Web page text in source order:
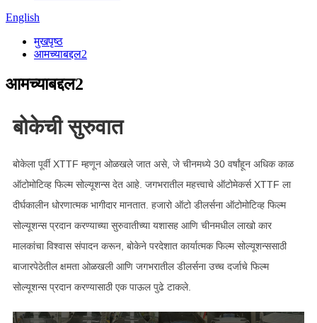
English
मुखपृष्ठ
आमच्याबद्दल2
आमच्याबद्दल2
बोकेची सुरुवात
बोकेला पूर्वी XTTF म्हणून ओळखले जात असे, जे चीनमध्ये 30 वर्षांहून अधिक काळ
ऑटोमोटिव्ह फिल्म सोल्यूशन्स देत आहे. जगभरातील महत्त्वाचे ऑटोमेकर्स XTTF ला
दीर्घकालीन धोरणात्मक भागीदार मानतात. हजारो ऑटो डीलर्सना ऑटोमोटिव्ह फिल्म
सोल्यूशन्स प्रदान करण्याच्या सुरुवातीच्या यशासह आणि चीनमधील लाखो कार
मालकांचा विश्वास संपादन करून, बोकेने परदेशात कार्यात्मक फिल्म सोल्यूशन्ससाठी
बाजारपेठेतील क्षमता ओळखली आणि जगभरातील डीलर्सना उच्च दर्जाचे फिल्म
सोल्यूशन्स प्रदान करण्यासाठी एक पाऊल पुढे टाकले.